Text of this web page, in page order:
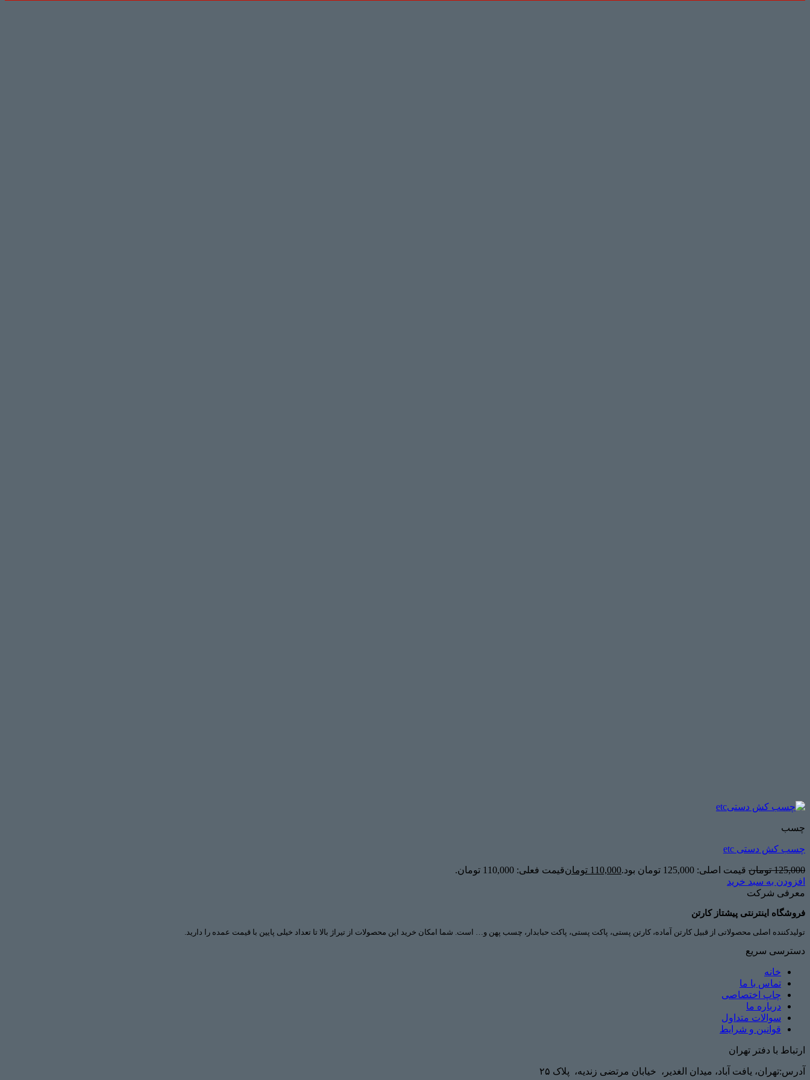
چسب
چسب کش دستی etc
125,000 تومان قیمت اصلی: 125,000 تومان بود. 110,000 تومانقیمت فعلی: 110,000 تومان.
افزودن به سبد خرید
معرفی شرکت
فروشگاه اینترنتی پیشتاز کارتن
تولیدکننده اصلی محصولاتی از قبیل کارتن آماده، کارتن پستی، پاکت پستی، پاکت حبابدار، چسب پهن و… است. شما امکان خرید این محصولات از تیراژ بالا تا تعداد خیلی پایین با قیمت عمده را دارید.
دسترسی سریع
خانه
تماس با ما
چاپ اختصاصی
درباره ما
سوالات متداول
قوانین و شرایط
ارتباط با دفتر تهران
آدرس:تهران، یافت آباد، میدان الغدیر، خیابان مرتضی زندیه، پلاک ۲۵